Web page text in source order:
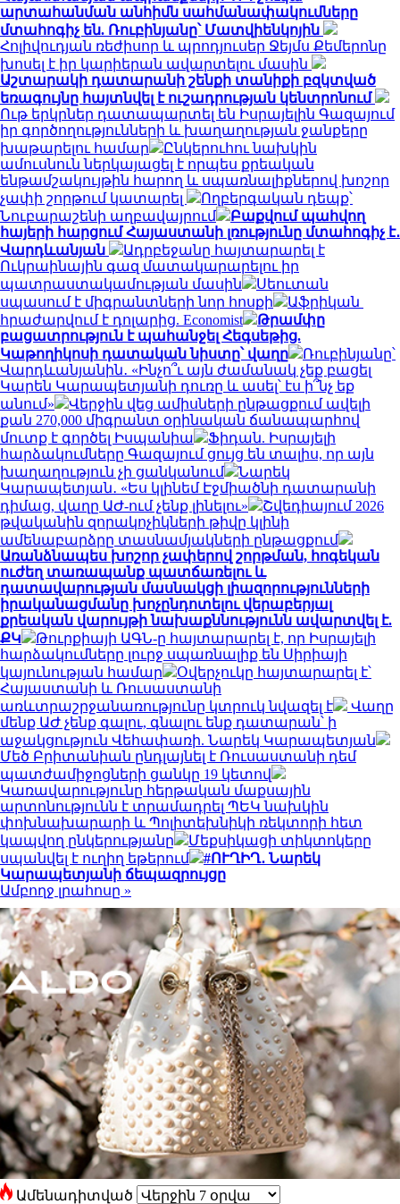
արտահանման անհիմն սահմանափակումները
մտահոգիչ են. Ռուբինյանը՝ Մատվիենկոյին
Հոլիվուդյան ռեժիսոր և պրոդյուսեր Ջեյմս Քեմերոնը
խոսել է իր կարիերան ավարտելու մասին
Աշտարակի դատարանի շենքի տանիքի բզկտված
եռագույնը հայտնվել է ուշադրության կենտրոնում
Ութ երկրներ դատապարտել են Իսրայելին Գազայում
իր գործողությունների և խաղաղության ջանքերը
խաթարելու համար
Ընկերուհու նախկին
ամուսնուն ներկայացել է որպես քրեական
ենթամշակույթին հարող և սպառնալիքներով խոշոր
չափի շորթում կատարել
Ողբերգական դեպք՝
Նուբարաշենի աղբավայրում
Բաքվում պահվող
հայերի հարցում Հայաստանի լռությունը մտահոգիչ է․
Վարդևանյան
Ադրբեջանը հայտարարել է
Ուկրաինային գազ մատակարարելու իր
պատրաստակամության մասին
Սեուտան
սպասում է միգրանտների նոր հոսքի
Աֆրիկան ​​
հրաժարվում է դոլարից. Economist
Թրամփը
բացատրություն է պահանջել Հեգսեթից.
Կաթողիկոսի դատական նիստը՝ վաղը
Ռուբինյանը՝
Վարդևանյանին․ «Ինչո՞ւ այն ժամանակ չեք բացել
Կարեն Կարապետյանի դուռը և ասել՝ էս ի՞նչ եք
անում»
Վերջին վեց ամիսների ընթացքում ավելի
քան 270,000 միգրանտ օրինական ճանապարհով
մուտք է գործել Իսպանիա
Ֆիդան. Իսրայելի
հարձակումները Գազայում ցույց են տալիս, որ այն
խաղաղություն չի ցանկանում
Նարեկ
Կարապետյան․ «Ես կլինեմ Էջմիածնի դատարանի
դիմաց, վաղը ԱԺ-ում չենք լինելու»
Շվեդիայում 2026
թվականին զորակոչիկների թիվը կլինի
ամենաբարձրը տասնամյակների ընթացքում
Առանձնապես խոշոր չափերով շորթման, հոգեկան
ուժեղ տառապանք պատճառելու և
դատավարության մասնակցի լիազորությունների
իրականացմանը խոչընդոտելու վերաբերյալ
քրեական վարույթի նախաքննությունն ավարտվել է.
ՔԿ
Թուրքիայի ԱԳՆ-ը հայտարարել է, որ Իսրայելի
հարձակումները լուրջ սպառնալիք են Սիրիայի
կայունության համար
Օվերչուկը հայտարարել է՝
Հայաստանի և Ռուսաստանի
առևտրաշրջանառությունը կտրուկ նվազել է
Վաղը
մենք ԱԺ չենք գալու, գնալու ենք դատարան՝ ի
աջակցություն Վեհափառի. Նարեկ Կարապետյան
Մեծ Բրիտանիան ընդլայնել է Ռուսաստանի դեմ
պատժամիջոցների ցանկը 19 կետով
Կառավարությունը հերթական մաքսային
արտոնությունն է տրամադրել ՊԵԿ նախկին
փոխնախարարի և Պոլիտեխնիկի ռեկտորի հետ
կապվող ընկերությանը
Մեքսիկացի տիկտոկերը
սպանվել է ուղիղ եթերում
#ՈՒՂԻՂ․ Նարեկ
Կարապետյանի ճեպազրույցը
Ամբողջ լրահոսը »
Ամենադիտված